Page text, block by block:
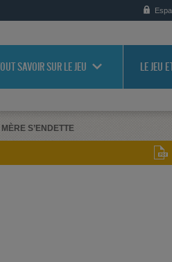
SAVOIR SUR LE JEU LE JEU
MÈRE S’ENDETTE